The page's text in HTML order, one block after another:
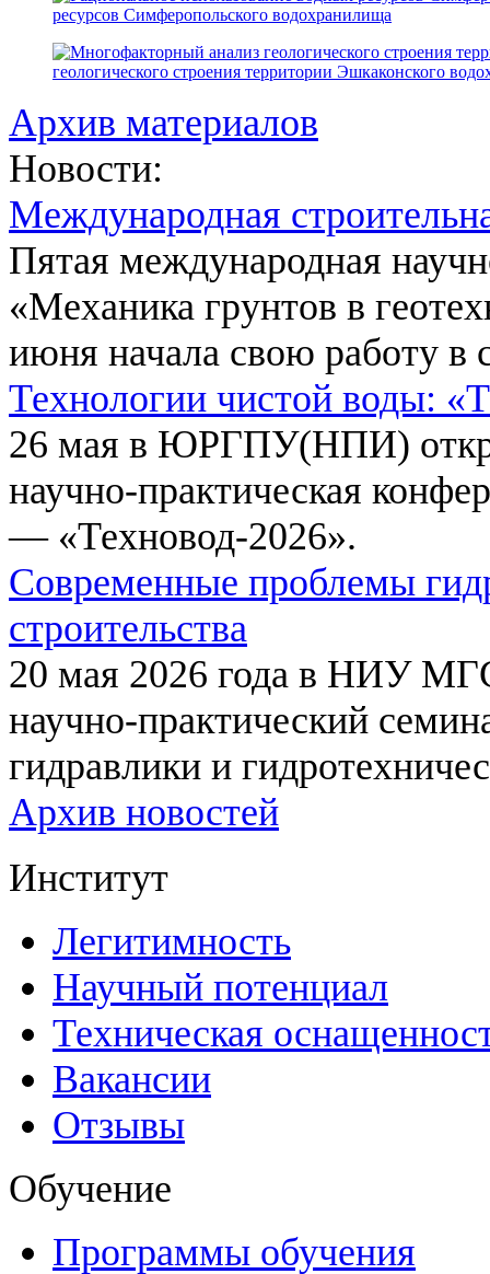
ресурсов Симферопольского водохранилища
геологического строения территории Эшкаконского
Архив материалов
Новости:
Международная
Пятая международная
«Механика грунтов в
июня начала свою работу в
Технологии чистой воды:
26 мая в ЮРГПУ(НПИ)
научно-практическая
— «Техновод-2026».
Современные проблемы
строительства
20 мая 2026 года в НИУ
научно-практический
гидравлики и
Архив новостей
Институт
Легитимность
Научный потенциал
Техническая
Вакансии
Отзывы
Обучение
Программы обучения